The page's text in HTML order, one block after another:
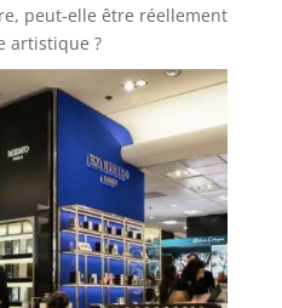
peut-elle être réellement
artistique ?